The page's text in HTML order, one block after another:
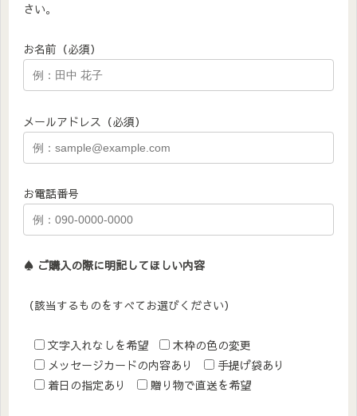
さい。
お名前（必須）
メールアドレス（必須）
お電話番号
♠︎ ご購入の際に明記してほしい内容
（該当するものをすべてお選びください）
文字入れなしを希望
木枠の色の変更
メッセージカードの内容あり
手提げ袋あり
着日の指定あり
贈り物で直送を希望